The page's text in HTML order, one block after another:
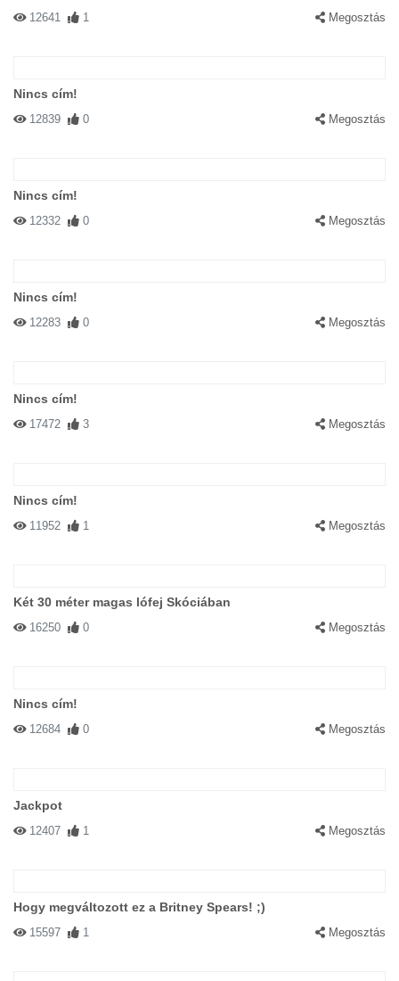
12641 1 Megosztás
Nincs cím!
12839 0 Megosztás
Nincs cím!
12332 0 Megosztás
Nincs cím!
12283 0 Megosztás
Nincs cím!
17472 3 Megosztás
Nincs cím!
11952 1 Megosztás
Két 30 méter magas lófej Skóciában
16250 0 Megosztás
Nincs cím!
12684 0 Megosztás
Jackpot
12407 1 Megosztás
Hogy megváltozott ez a Britney Spears! ;)
15597 1 Megosztás